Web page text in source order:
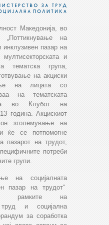
Македонија, во
„Поттикнување на
инклузивен пазар на
и
тематска група,
на акциски
на лицата со
на тематската
во Клубот на
година. Акцискиот
зголемување на
ќе се потпомогне
пазарот на трудот,
потреби
групи.
на социјалната
пазар на трудот“
рамките на
и социјална
за соработка